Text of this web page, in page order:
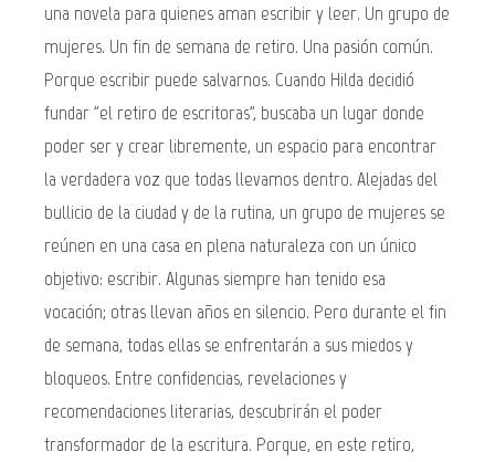
una novela para quienes aman escribir y leer. Un grupo de
mujeres. Un fin de semana de retiro. Una pasión común.
Porque escribir puede salvarnos. Cuando Hilda decidió
fundar "el retiro de escritoras", buscaba un lugar donde
poder ser y crear libremente, un espacio para encontrar
la verdadera voz que todas llevamos dentro. Alejadas del
bullicio de la ciudad y de la rutina, un grupo de mujeres se
reúnen en una casa en plena naturaleza con un único
objetivo: escribir. Algunas siempre han tenido esa
vocación; otras llevan años en silencio. Pero durante el fin
de semana, todas ellas se enfrentarán a sus miedos y
bloqueos. Entre confidencias, revelaciones y
recomendaciones literarias, descubrirán el poder
transformador de la escritura. Porque, en este retiro,